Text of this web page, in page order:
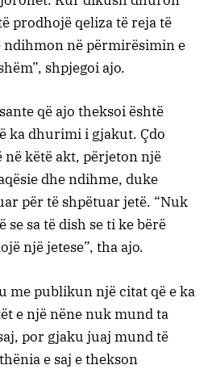
prodhojë qeliza të reja të
ndihmon në përmirësimin e
shpjegoi ajo.
që ajo theksoi është
ka dhurimi i gjakut. Çdo
këtë akt, përjeton një
dhe ndihme, duke
për të shpëtuar jetë. “Nuk
sa të dish se ti ke bërë
një jetese”, tha ajo.
me publikun një citat që e ka
e një nëne nuk mund ta
por gjaku juaj mund të
e saj e thekson